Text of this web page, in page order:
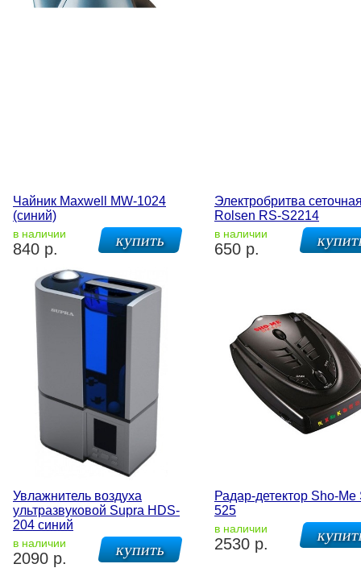
Чайник Maxwell MW-1024
(синий)
в наличии
840 р.
Электробритва
Rolsen RS-S2214
в наличии
650 р.
Увлажнитель воздуха
ультразвуковой Supra HDS-
204 синий
в наличии
2090 р.
Радар-детектор Sho-Me
525
в наличии
2530 р.